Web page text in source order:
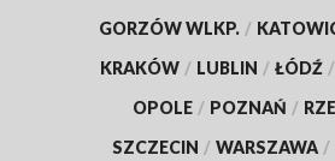
GORZÓW WLKP. /
KRAKÓW / LUBLIN / ŁÓDŹ /
OPOLE / POZNAŃ /
SZCZECIN / WARSZAWA /